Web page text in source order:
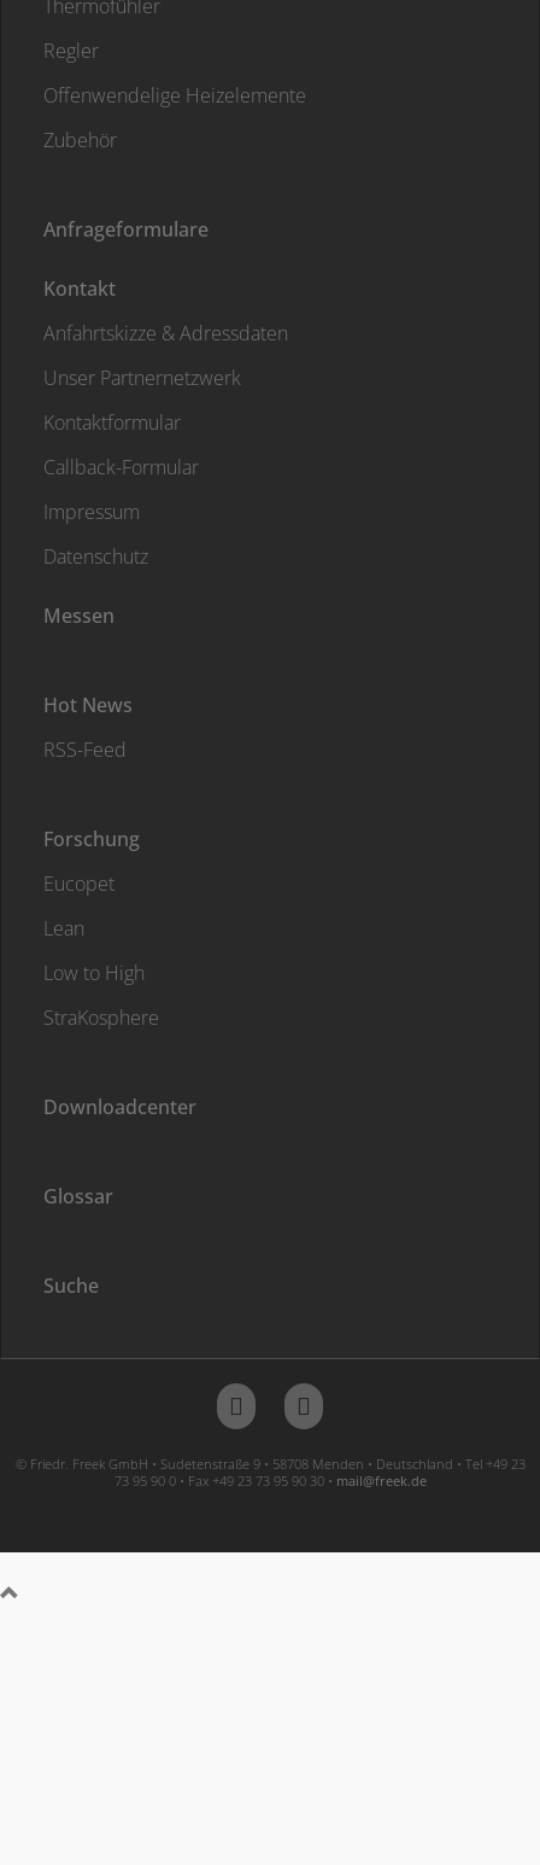
Thermofühler
Regler
Offenwendelige Heizelemente
Zubehör
Anfrageformulare
Kontakt
Anfahrtskizze & Adressdaten
Unser Partnernetzwerk
Kontaktformular
Callback-Formular
Impressum
Datenschutz
Messen
Hot News
RSS-Feed
Forschung
Eucopet
Lean
Low to High
StraKosphere
Downloadcenter
Glossar
Suche
© Friedr. Freek GmbH • Sudetenstraße 9 • 58708 Menden • Deutschland • Tel +49 23
73 95 90 0 • Fax +49 23 73 95 90 30 • ed.keerf@liam